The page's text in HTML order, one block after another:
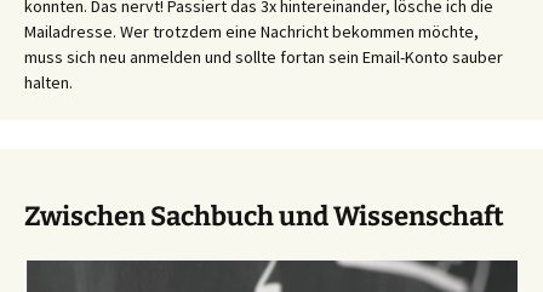
konnten. Das nervt! Passiert das 3x hintereinander, lösche ich die
Mailadresse. Wer trotzdem eine Nachricht bekommen möchte,
muss sich neu anmelden und sollte fortan sein Email-Konto sauber
halten.
Zwischen Sachbuch und Wissenschaft